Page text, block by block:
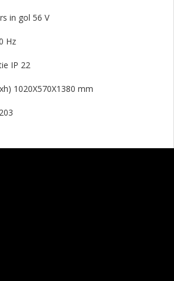
in gol 56 V
Hz
IP 22
1020X570X1380 mm